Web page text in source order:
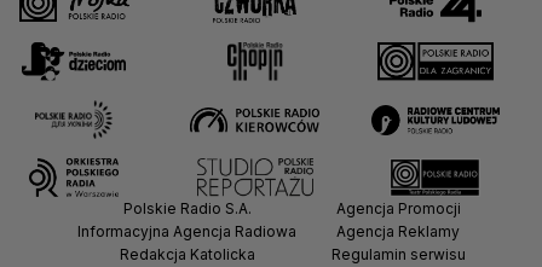
Polskie Radio S.A.
Informacyjna Agencja Radiowa
Redakcja Katolicka
Agencja Promocji
Agencja Reklamy
Regulamin serwisu